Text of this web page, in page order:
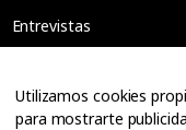
Entrevistas
Ópticos
Cuadernos
Utilizamos cookies
para mostrarte